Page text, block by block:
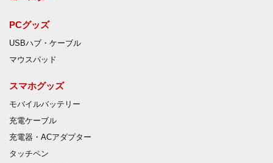
PCグッズ
USBハブ・ケーブル
マウスパッド
スマホグッズ
モバイルバッテリー
充電ケーブル
充電器・ACアダプター
タッチペン